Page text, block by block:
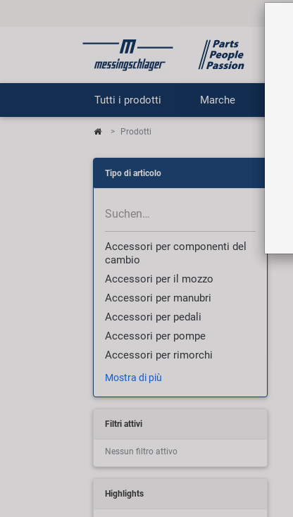
Tutti i prodotti Marche
Prodotti
Tipo di articolo
Accessori per componenti del
cambio
Accessori per il mozzo
Accessori per manubri
Accessori per pedali
Accessori per pompe
Accessori per rimorchi
Mostra di più
Filtri attivi
Nessun filtro attivo
Highlights